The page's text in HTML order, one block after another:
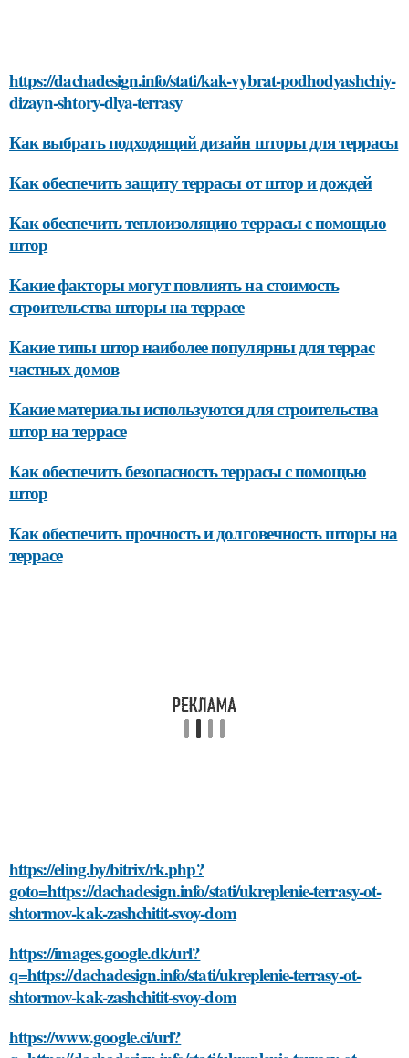
https://dachadesign.info/stati/kak-vybrat-podhodyashchiy-
dizayn-shtory-dlya-terrasy
Как выбрать подходящий дизайн шторы для террасы
Как обеспечить защиту террасы от штор и дождей
Как обеспечить теплоизоляцию террасы с помощью
штор
Какие факторы могут повлиять на стоимость
строительства шторы на террасе
Какие типы штор наиболее популярны для террас
частных домов
Какие материалы используются для строительства
штор на террасе
Как обеспечить безопасность террасы с помощью
штор
Как обеспечить прочность и долговечность шторы на
террасе
https://eling.by/bitrix/rk.php?
goto=https://dachadesign.info/stati/ukreplenie-terrasy-ot-
shtormov-kak-zashchitit-svoy-dom
https://images.google.dk/url?
q=https://dachadesign.info/stati/ukreplenie-terrasy-ot-
shtormov-kak-zashchitit-svoy-dom
https://www.google.ci/url?